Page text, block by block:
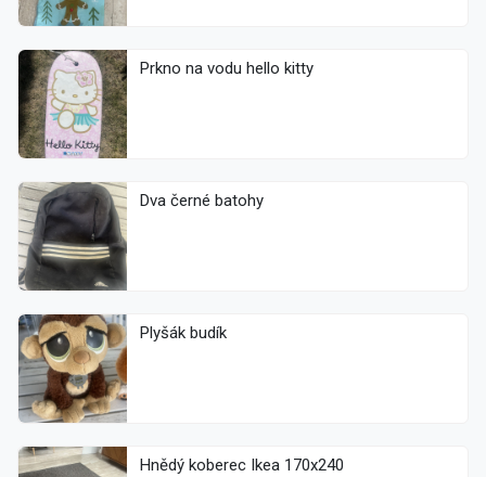
Prkno na vodu hello kitty
Dva černé batohy
Plyšák budík
Hnědý koberec Ikea 170x240